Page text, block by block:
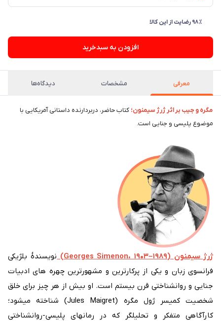
افزودن به سبدخرید
معرفی مشخصات دیدگاه‌ها
مگره و جیب بر اثر ژرژ سیمنون؛ کتاب حاضر، دربردارنده داستانی آمریکایی با
موضوع پلیسی و جنایی است.
ژرژ سیمنون (Georges Simenon، ۱۹۰۳–۱۹۸۹)
نویسندهٔ بلژیکی
فرانسوی زبان و یکی از پرکارترین و مشهورترین چهره های ادبیات
جنایی و روانشناختی قرن بیستم است. او بیش از هر چیز برای خلق
شخصیت کمیسر ژول مگره (Jules Maigret) شناخته میشود؛
کارآگاهی متفکر و تحلیلگر که در رمانهای پلیسی-روانشناختی